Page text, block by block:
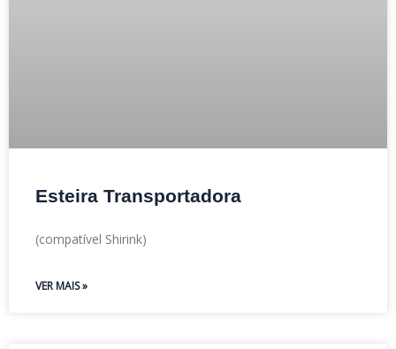
Esteira Transportadora
(compatível Shirink)
VER MAIS »